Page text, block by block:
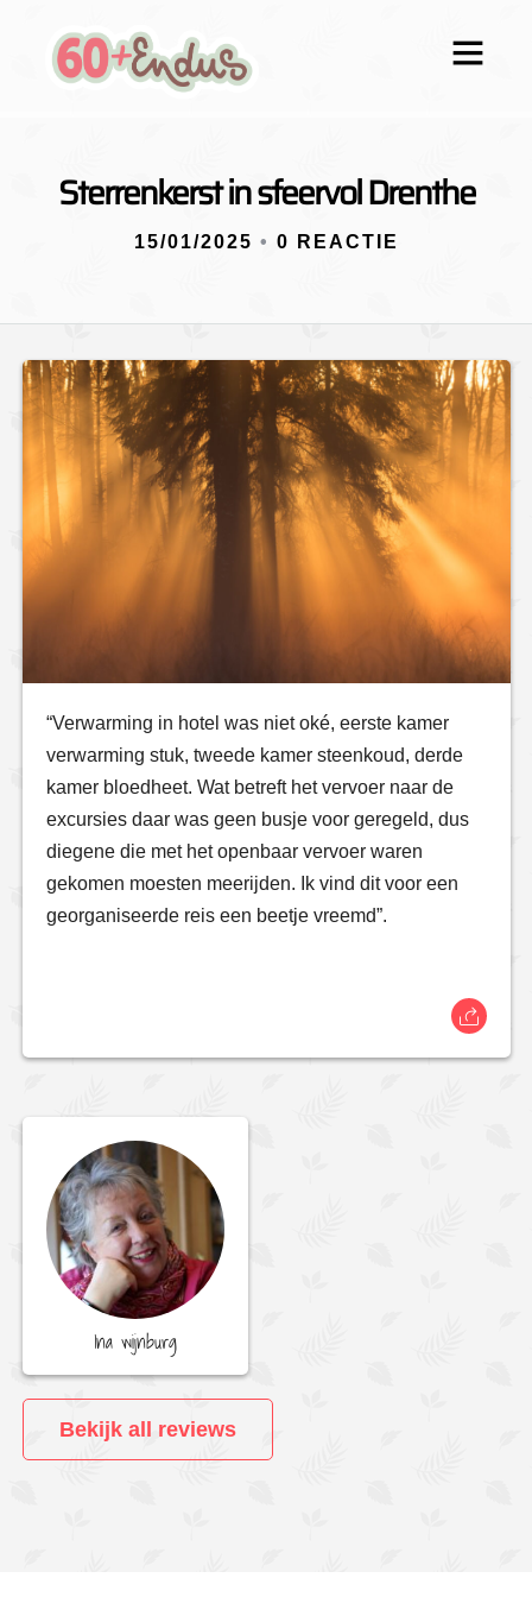
Sterrenkerst in sfeervol Drenthe
15/01/2025 • 0 REACTIE
“Verwarming in hotel was niet oké, eerste kamer
verwarming stuk, tweede kamer steenkoud, derde
kamer bloedheet. Wat betreft het vervoer naar de
excursies daar was geen busje voor geregeld, dus
diegene die met het openbaar vervoer waren
gekomen moesten meerijden. Ik vind dit voor een
georganiseerde reis een beetje vreemd”.
Ina wijnburg
Bekijk all reviews